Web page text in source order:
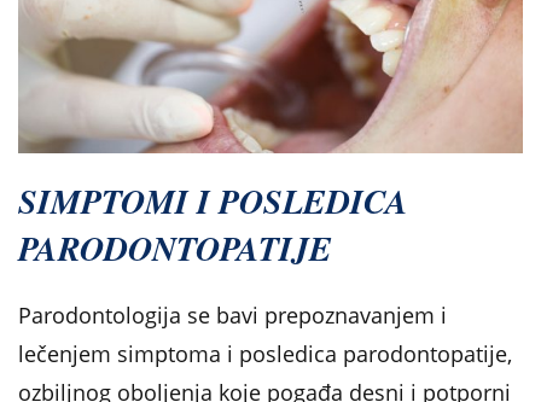
SIMPTOMI I POSLEDICA
PARODONTOPATIJE
Parodontologija se bavi prepoznavanjem i
lečenjem simptoma i posledica parodontopatije,
ozbiljnog oboljenja koje pogađa desni i potporni